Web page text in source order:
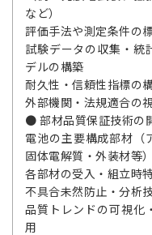
など）
評価手法や測定条件の
試験データの収集・統
デルの構築
耐久性・信頼性指標の
外部機関・法規適合の
● 部材品質保証技術の
電池の主要構成部材（
固体電解質・外装材等
各部材の受入・組立時
不具合未然防止・分析
品質トレンドの可視化
用